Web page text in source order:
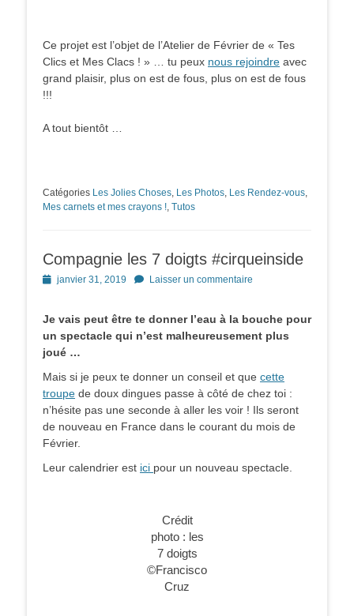
Ce projet est l’objet de l’Atelier de Février de « Tes
Clics et Mes Clacs ! » … tu peux nous rejoindre avec
grand plaisir, plus on est de fous, plus on est de fous
!!!
A tout bientôt …
Catégories Les Jolies Choses Les Photos Les Rendez-vous
Mes carnets et mes crayons ! Tutos
Compagnie les 7 doigts #cirqueinside
Postedjanvier 31, 2019 Laisser un commentaire
Je vais peut être te donner l’eau à la bouche pour
un spectacle qui n’est malheureusement plus
joué …
Mais si je peux te donner un conseil et que cette
troupe de doux dingues passe à côté de chez toi :
n’hésite pas une seconde à aller les voir ! Ils seront
de nouveau en France dans le courant du mois de
Février.
Leur calendrier est ici pour un nouveau spectacle.
Crédit
photo : les
7 doigts
©Francisco
Cruz